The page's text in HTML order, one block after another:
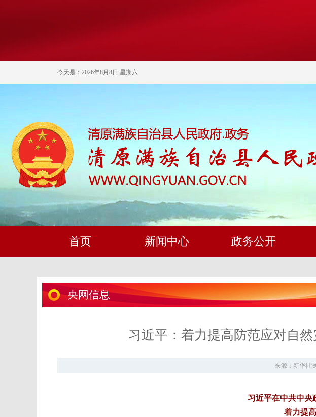
今天是：2026年8月8日 星期六
首页 新闻中心 政务公开
央网信息
习近平：着力提高防范应对自
来源：新华社
习近平在中共中央
着力提